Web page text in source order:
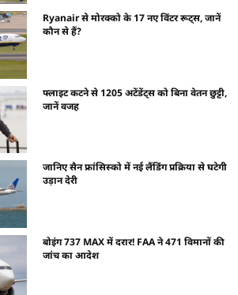
Ryanair से मोरक्को के 17 नए विंटर रूट्स, जानें
कौन से हैं?
फ्लाइट कटने से 1205 अटेंडेंट्स को बिना वेतन छुट्टी,
जानें वजह
जानिए सैन फ्रांसिस्को में नई लैंडिंग प्रक्रिया से घटेगी
उड़ान देरी
बोइंग 737 MAX में दरार! FAA ने 471 विमानों की
जांच का आदेश